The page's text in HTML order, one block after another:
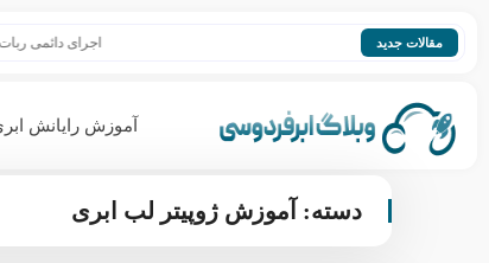
مقالات جدید اجرای دائمی ربات پایتون؛ چگونه
آموزش رایانش
دسته: آموزش ژوپیتر لب ابری